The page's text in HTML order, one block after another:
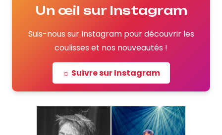
Un œil sur Instagram
Suis-nous sur Instagram pour découvrir les
coulisses et nos nouveautés !
☼ Suivre sur Instagram